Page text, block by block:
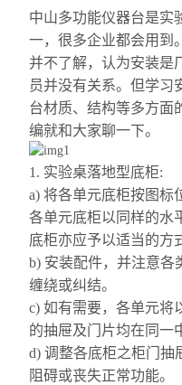
中山多功能仪器台是实
一，很多企业都会用到
并不了解，认为安装是
员并没有关系。但学习
台材质、结构等多方面
编就和大家聊一下。
1. 实验桌落地型底柜:
a) 将各单元底柜按图标
各单元底柜以同样的水
底柜亦应予以适当的方
b) 安装配件，并注意各
缠绕或纠结。
c) 如有需要，各单元将
的抽屉及门片均在同一
d) 调整各底柜之柜门抽
阻碍或丧失正常功能。